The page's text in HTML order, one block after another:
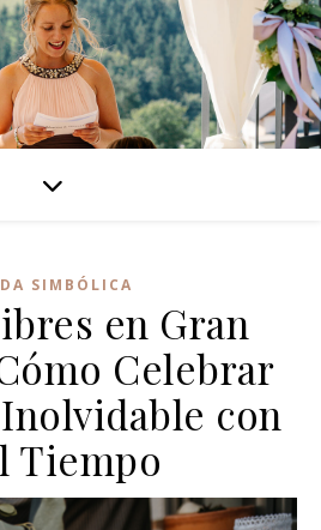
SIMBÓLICA
en Gran
Celebrar
con
Tiempo